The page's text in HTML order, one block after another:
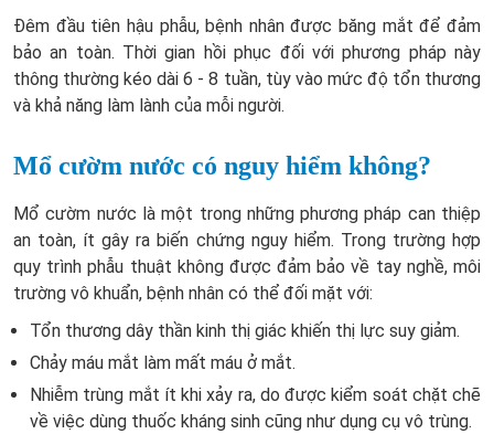
Đêm đầu tiên hậu phẫu, bệnh nhân được băng mắt để đảm
bảo an toàn. Thời gian hồi phục đối với phương pháp này
thông thường kéo dài 6 - 8 tuần, tùy vào mức độ tổn thương
và khả năng làm lành của mỗi người.
Mổ cườm nước có nguy hiểm không?
Mổ cườm nước là một trong những phương pháp can thiệp
an toàn, ít gây ra biến chứng nguy hiểm. Trong trường hợp
quy trình phẫu thuật không được đảm bảo về tay nghề, môi
trường vô khuẩn, bệnh nhân có thể đối mặt với:
Tổn thương dây thần kinh thị giác khiến thị lực suy giảm.
Chảy máu mắt làm mất máu ở mắt.
Nhiễm trùng mắt ít khi xảy ra, do được kiểm soát chặt chẽ
về việc dùng thuốc kháng sinh cũng như dụng cụ vô trùng.